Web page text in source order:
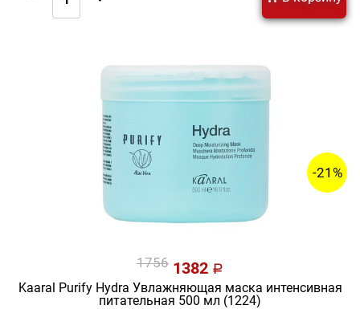
-21%
1756 1382 a
Kaaral Purify Hydra Увлажняющая маска интенсивная
питательная 500 мл (1224)